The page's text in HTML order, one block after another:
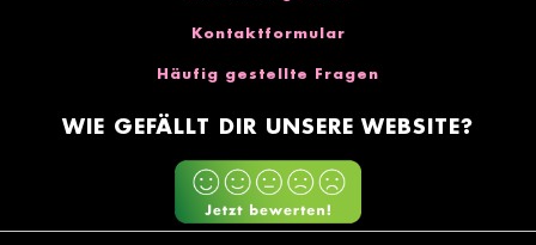
Kontaktformular
Häufig gestellte Fragen
WIE GEFÄLLT DIR UNSERE WEBSITE?